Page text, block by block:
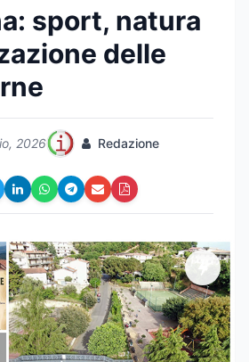
sport, natura
delle
2026 Redazione